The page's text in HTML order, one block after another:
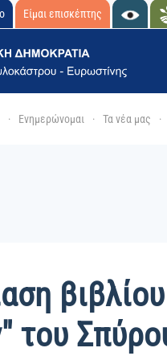
Είμαι επισκέπτης
Ενημερώνομαι Τα νέα μας
του